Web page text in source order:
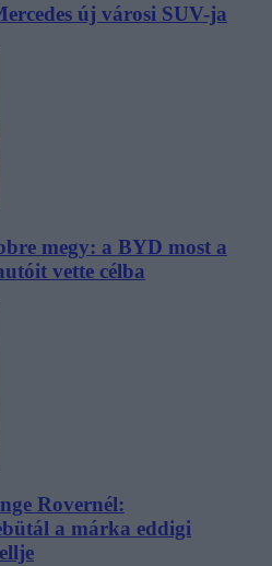
új városi SUV-ja
megy: a BYD most a
vette célba
Rovernél:
a márka eddigi